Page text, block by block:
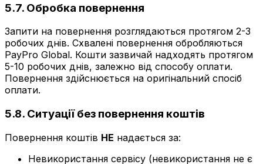
5.7. Обробка повернення
Запити на повернення розглядаються протягом 2-3
робочих днів. Схвалені повернення обробляються
PayPro Global. Кошти зазвичай надходять протягом
5-10 робочих днів, залежно від способу оплати.
Повернення здійснюється на оригінальний спосіб
оплати.
5.8. Ситуації без повернення коштів
Повернення коштів НЕ надається за:
Невикористання сервісу (невикористання не є